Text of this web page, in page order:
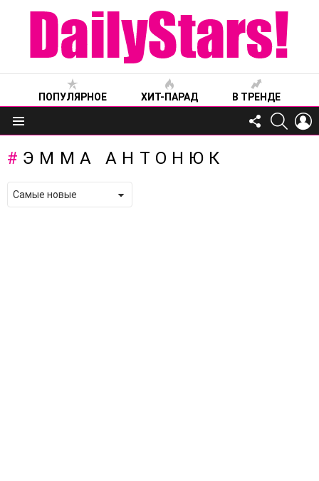
ПОПУЛЯРНОЕ ХИТ-ПАРАД В ТРЕНДЕ
Меню
FOLLOW
US
ЭММА АНТОНЮК